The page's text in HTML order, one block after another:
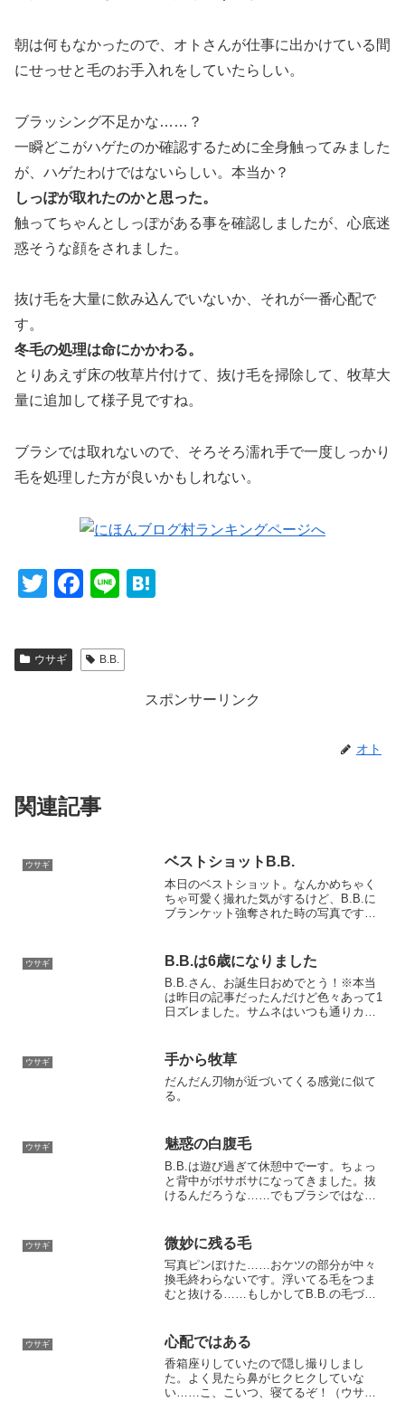
朝は何もなかったので、オトさんが仕事に出かけている間
にせっせと毛のお手入れをしていたらしい。
ブラッシング不足かな……？
一瞬どこがハゲたのか確認するために全身触ってみました
が、ハゲたわけではないらしい。本当か？
しっぽが取れたのかと思った。
触ってちゃんとしっぽがある事を確認しましたが、心底迷
惑そうな顔をされました。
抜け毛を大量に飲み込んでいないか、それが一番心配で
す。
冬毛の処理は命にかかわる。
とりあえず床の牧草片付けて、抜け毛を掃除して、牧草大
量に追加して様子見ですね。
ブラシでは取れないので、そろそろ濡れ手で一度しっかり
毛を処理した方が良いかもしれない。
T
tt
er
F
c
e
Li
e
a
ウサギ B.B.
スポンサーリンク
オト
関連記事
ウサギ ベストショットB.B.
本日のベストショット。なんかめちゃく
ちゃ可愛く撮れた気がするけど、B.B.に
ブランケット強奪された時の写真です。
す。
ウサギ B.B.は6歳になりました
B.B.さん、お誕生日おめでとう！※本当
は昨日の記事だったんだけど色々あって1
日ズレました。サムネはいつも通りカー
怪我も病気もなく6歳を迎えました。涙が
止まらな...
ウサギ 手から牧草
だんだん刃物が近づいてくる感覚に似て
る。
ウサギ 魅惑の白腹毛
B.B.は遊び過ぎて休憩中でーす。ちょっ
と背中がボサボサになってきました。抜
けるんだろうな……でもブラシではなか
処理したいと思います。
ウサギ 微妙に残る毛
写真ピンぼけた……おケツの部分が中々
換毛終わらないです。浮いてる毛をつま
むと抜ける……もしかしてB.B.の毛づく
ぁ摘まもうとすると逃げるんだけどね。
今年は具合悪くもなっ...
ウサギ 心配ではある
香箱座りしていたので隠し撮りしまし
た。よく見たら鼻がヒクヒクしていな
い……こ、こいつ、寝てるぞ！（ウサギ